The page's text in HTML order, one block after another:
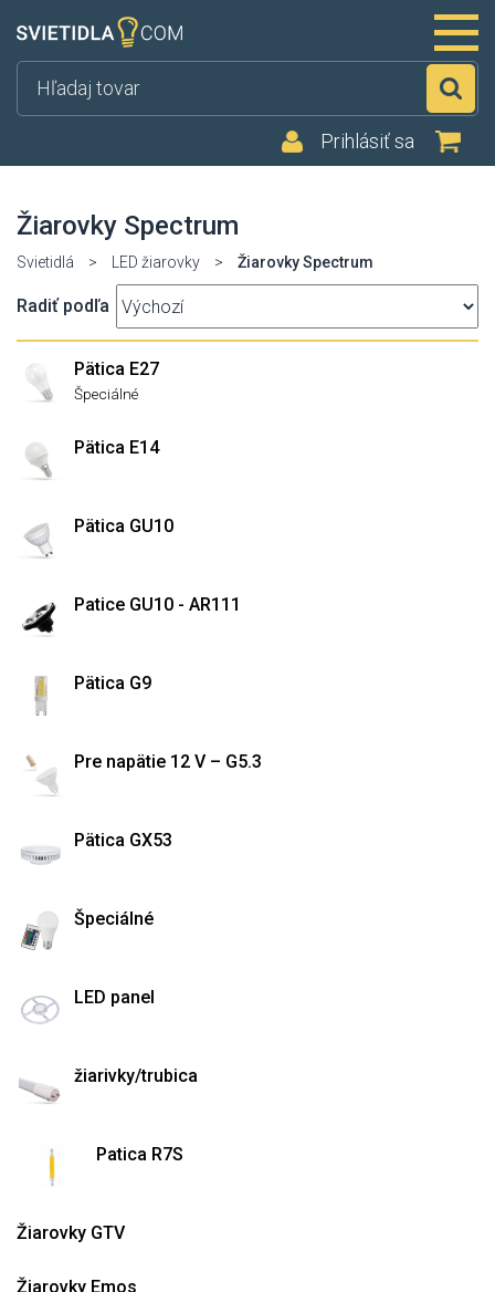
Prihlásiť sa
Žiarovky Spectrum
Svietidlá > LED žiarovky > Žiarovky Spectrum
Radiť podľa
Pätica E27
Špeciálné
Pätica E14
Pätica GU10
Patice GU10 - AR111
Pätica G9
Pre napätie 12 V – G5.3
Pätica GX53
Špeciálné
LED panel
žiarivky/trubica
Patica R7S
Žiarovky GTV
Žiarovky Emos